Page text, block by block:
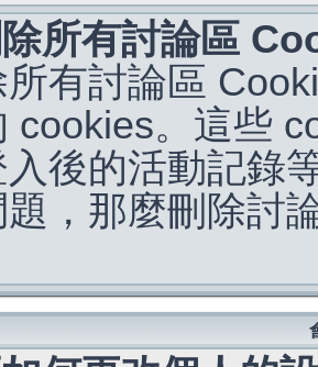
所有討論區
所有討論區
cookies。這些
後的活動記錄
題，那麼刪除討